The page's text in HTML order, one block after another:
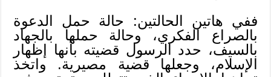
ففي هاتين الحالتين: حالة حمل الدعوة
بالصراع الفكري، وحالة حملها بالجهاد
بالسيف، حدد الرسول قضيته بأنها إظهار
الإسلام، وجعلها قضية مصيرية. واتخذ